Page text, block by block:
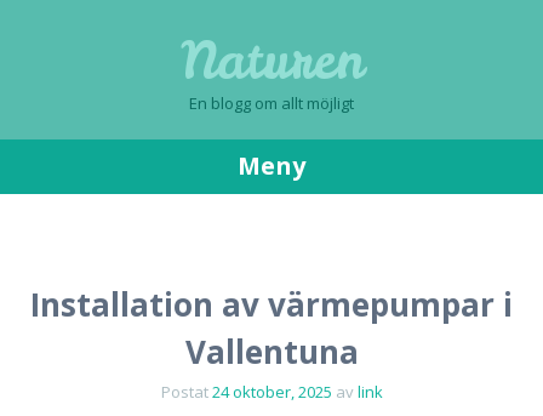
Naturen
En blogg om allt möjligt
Meny
Installation av värmepumpar i
Vallentuna
Postat24 oktober, 2025 avlink